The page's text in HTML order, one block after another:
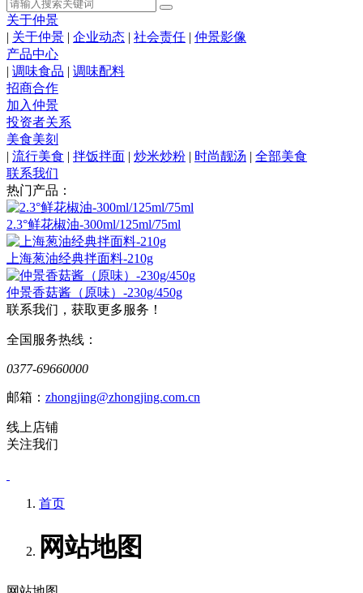
关于仲景
| 关于仲景 | 企业动态 | 社会责任 | 仲景影像
产品中心
| 调味食品 | 调味配料
招商合作
加入仲景
投资者关系
美食美刻
| 流行美食 | 拌饭拌面 | 炒米炒粉 | 时尚靓汤 | 全部美食
联系我们
热门产品：
2.3°鲜花椒油-300ml/125ml/75ml
上海葱油经典拌面料-210g
仲景香菇酱（原味）-230g/450g
联系我们，获取更多服务！
全国服务热线：
0377-69660000
邮箱： zhongjing@zhongjing.com.cn
线上店铺
关注我们
首页
网站地图